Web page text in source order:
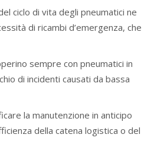
ciclo di vita degli pneumatici ne
di ricambi d’emergenza, che
sempre con pneumatici in
di incidenti causati da bassa
la manutenzione in anticipo
della catena logistica o del